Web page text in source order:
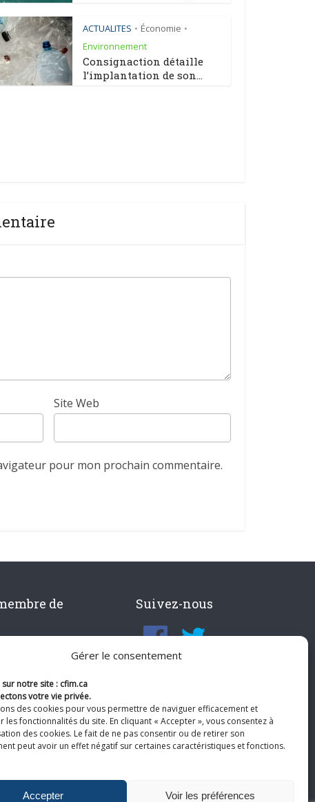
Gérer le consentement
sur notre site : cfim.ca
votre vie privée.
des cookies pour vous permettre de naviguer efficacement et
les fonctionnalités du site. En cliquant « Accepter », vous consentez à
des cookies. Le fait de ne pas consentir ou de retirer son
peut avoir un effet négatif sur certaines caractéristiques et fonctions.
Accepter Voir les préférences
ACTUALITES • Économie •
Environnement
Consignaction détaille
l’implantation de son...
Site Web
pour mon prochain commentaire.
de
Suivez-nous